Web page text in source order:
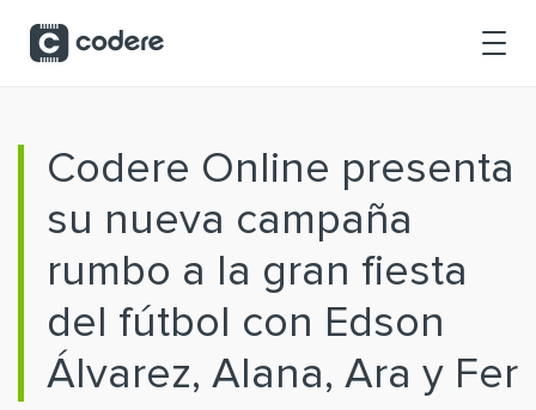
Codere Online presenta
su nueva campaña
rumbo a la gran fiesta
del fútbol con Edson
Álvarez, Alana, Ara y Fer